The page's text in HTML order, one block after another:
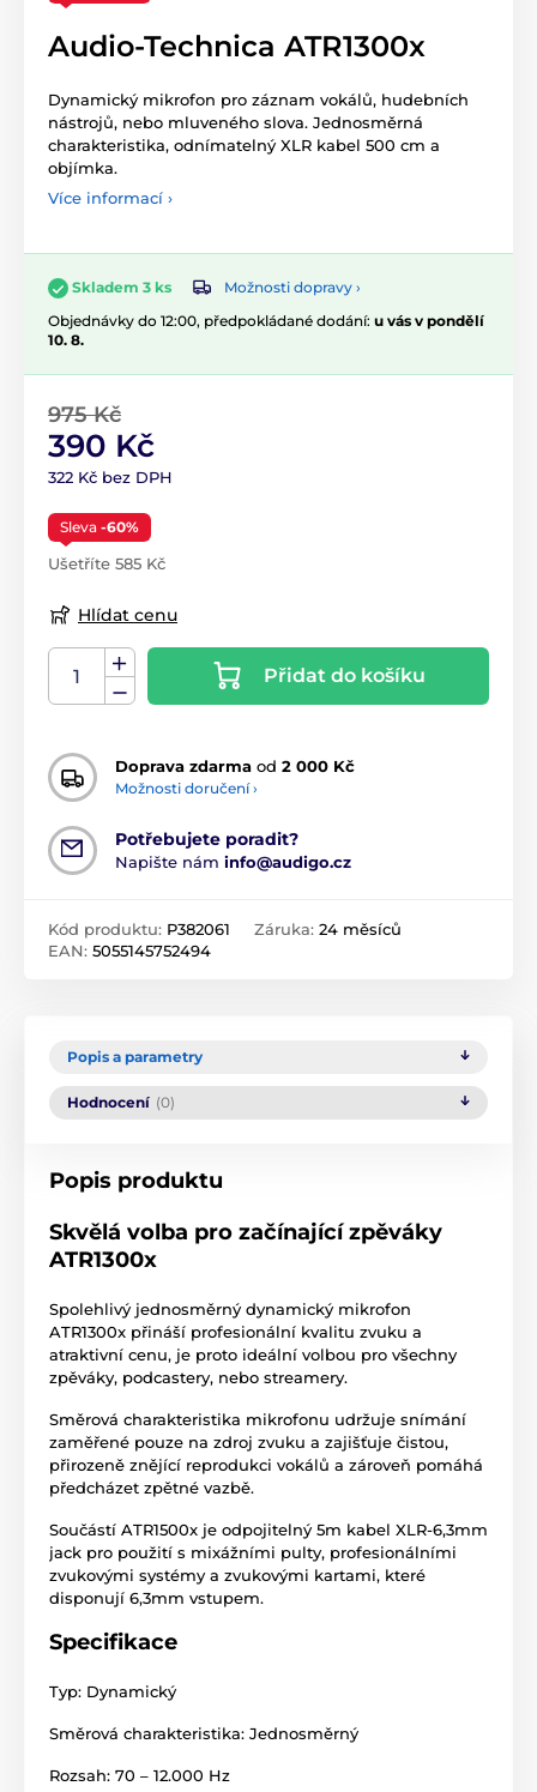
Audio-Technica ATR1300x
Dynamický mikrofon pro záznam vokálů, hudebních
nástrojů, nebo mluveného slova. Jednosměrná
charakteristika, odnímatelný XLR kabel 500 cm a
objímka.
Více informací ›
Skladem 3 ks
Možnosti dopravy ›
Objednávky do 12:00, předpokládané dodání: u vás v pondělí
10. 8.
975 Kč
390 Kč
322 Kč bez DPH
Sleva -60%
Ušetříte 585 Kč
Hlídat cenu
Přidat do košíku
Doprava zdarma od 2 000 Kč
Možnosti doručení ›
Potřebujete poradit?
Napište nám info@audigo.cz
Kód produktu: P382061
EAN: 5055145752494
Záruka: 24 měsíců
Popis a parametry
Hodnocení (0)
Popis produktu
Skvělá volba pro začínající zpěváky
ATR1300x
Spolehlivý jednosměrný dynamický mikrofon
ATR1300x přináší profesionální kvalitu zvuku a
atraktivní cenu, je proto ideální volbou pro všechny
zpěváky, podcastery, nebo streamery.
Směrová charakteristika mikrofonu udržuje snímání
zaměřené pouze na zdroj zvuku a zajišťuje čistou,
přirozeně znějící reprodukci vokálů a zároveň pomáhá
předcházet zpětné vazbě.
Součástí ATR1500x je odpojitelný 5m kabel XLR-6,3mm
jack pro použití s mixážními pulty, profesionálními
zvukovými systémy a zvukovými kartami, které
disponují 6,3mm vstupem.
Specifikace
Typ: Dynamický
Směrová charakteristika: Jednosměrný
Rozsah: 70 – 12.000 Hz